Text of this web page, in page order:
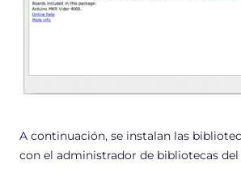
A continuación, se instalan las
con el administrador de bibliotecas del